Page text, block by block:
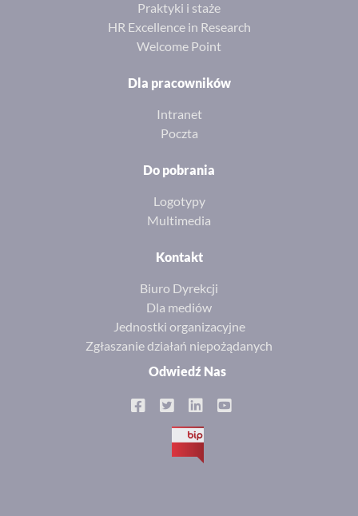
Praktyki i staże
HR Excellence in Research
Welcome Point
Dla pracowników
Intranet
Poczta
Do pobrania
Logotypy
Multimedia
Kontakt
Biuro Dyrekcji
Dla mediów
Jednostki organizacyjne
Zgłaszanie działań niepożądanych
Odwiedź Nas
BIP